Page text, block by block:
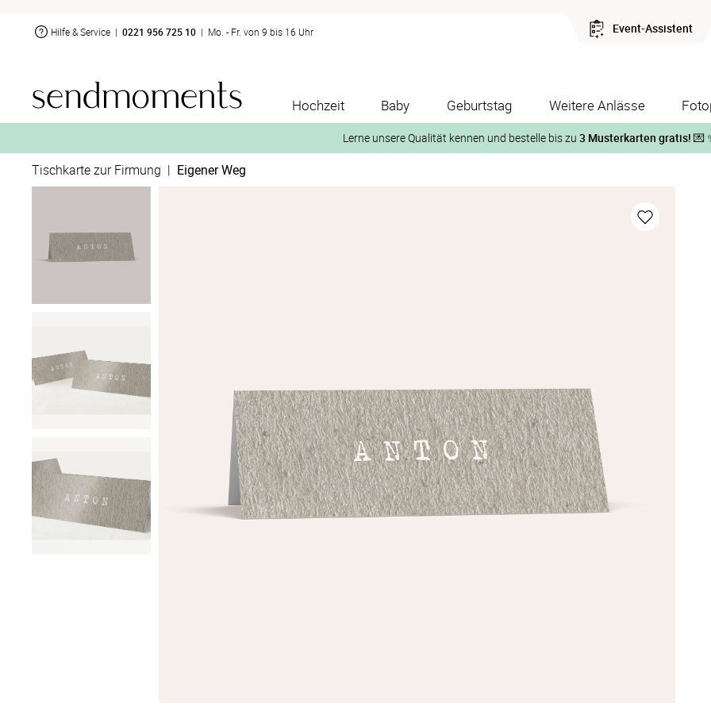
Hilfe & Service | 0221 956 725 10 | Mo. - Fr. von 9 bis 16 Uhr Event-Assistent
Hochzeit Baby Geburtstag Weitere Anlässe
Lerne unsere Qualität kennen und bestelle bis zu 3 Musterkarten gratis! 💌
auf der jeweiligen Produktseite und lasse Dir die Karten
Tischkarte zur Firmung | Eigener Weg